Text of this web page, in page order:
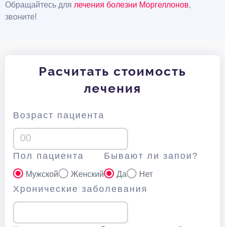
Обращайтесь для лечения болезни Моргеллонов,
звоните!
Расчитать стоимость
лечения
Возраст пациента
Пол пациента
Мужской Женский
Бывают ли запои?
Да Нет
Хронические заболевания